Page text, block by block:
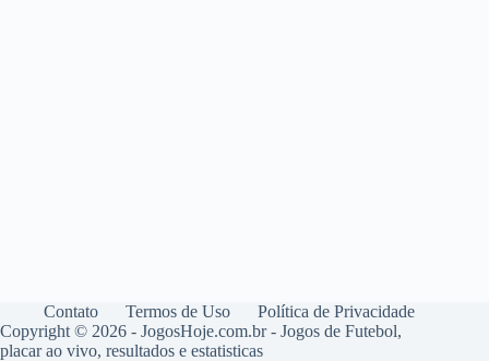
Contato Termos de Uso
Política de Privacidade
Copyright © 2026 - JogosHoje.com.br - Jogos de Futebol,
placar ao vivo, resultados e estatisticas